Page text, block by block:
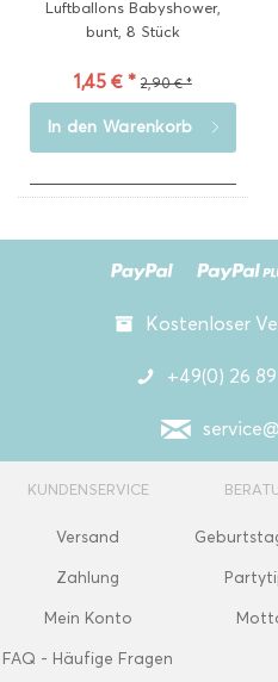
Luftballons Babyshower,
bunt, 8 Stück
1,45 € * 2,90 € *
In den Warenkorb
Kostenloser
+49(0) 26
KUNDENSERVICE
Versand
Zahlung
Mein Konto
FAQ - Häufige Fragen